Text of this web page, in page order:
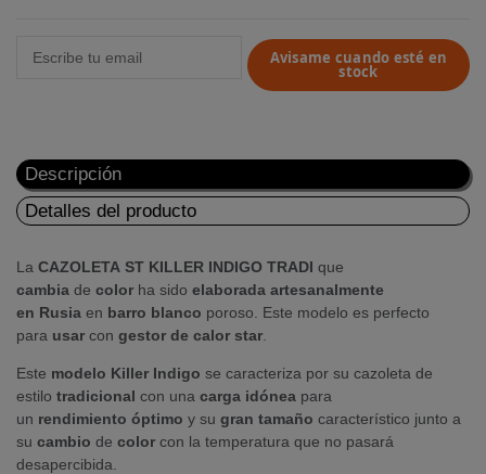
Avisame cuando esté en
stock
Descripción
Detalles del producto
La CAZOLETA ST KILLER INDIGO TRADI que
cambia de color ha sido elaborada artesanalmente
en Rusia en barro blanco poroso. Este modelo es perfecto
para usar con gestor de calor star
Este modelo Killer Indigo se caracteriza por su cazoleta de
estilo tradicional con una carga idónea para
un rendimiento óptimo y su gran tamaño característico junto a
su cambio de color con la temperatura que no pasará
desapercibida.